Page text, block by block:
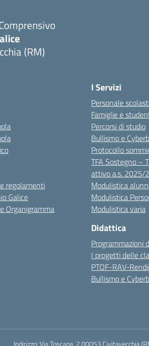
(RM)
regolamenti
Galice
Organigramma
I Servizi
Personale
Famiglie e
Percorsi di studio
Bullismo e
Protocollo
TFA Sostegno –
attivo a.s. 2025/
Modulistica alunni
Modulistica
Modulistica varia
Didattica
Programmazioni
I progetti delle
PTOF-RAV-
Bullismo e
Indirizzo:Via Toscana, 2 00053 Civitavecchia